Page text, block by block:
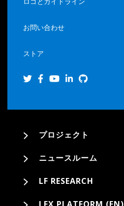
お問い合わせ
ストア
プロジェクト
ニュースルーム
LF RESEARCH